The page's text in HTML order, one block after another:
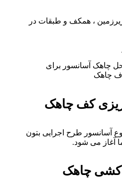
، همکف و طبقات در
چاهک آسانسور برای
چاهک
کف چاهک
آسانسور طرح اجرایی بتون
آغاز می شود.
کشی چاهک